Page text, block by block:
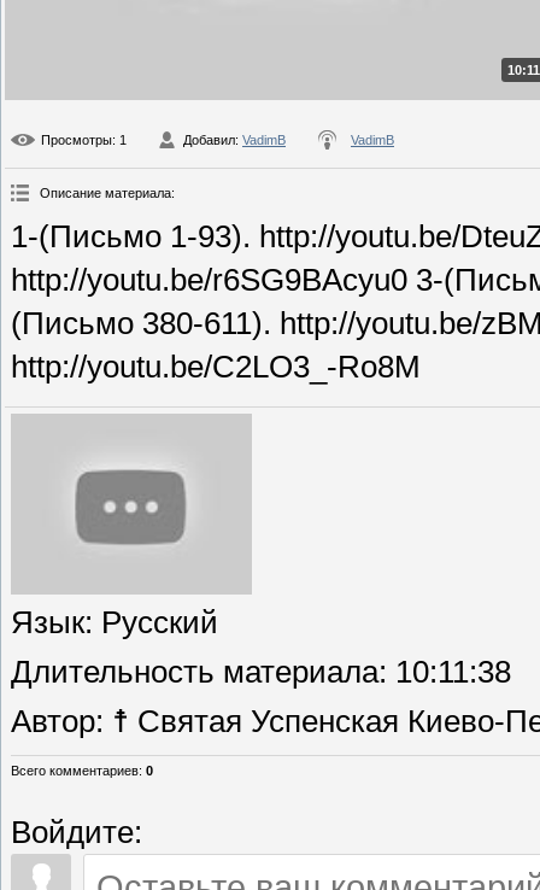
Просмотры: 1 Добавил: VadimB VadimB
Описание материала:
1-(Письмо 1-93). http://youtu.be/
http://youtu.be/r6SG9BAcyu0 3-
(Письмо 380-611). http://youtu.be/
http://youtu.be/C2LO3_-Ro8M
Язык: Русский
Длительность материала: 10:11:38
Автор: ☨ Святая Успенская Киево-
Всего комментариев: 0
Войдите: